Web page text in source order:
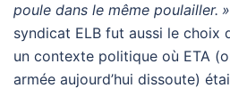
poule dans le même poulailler. »
syndicat ELB fut aussi le choix
un contexte politique où ETA
armée aujourd’hui dissoute)